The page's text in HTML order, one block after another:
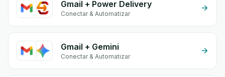
Gmail + Power Delivery
Conectar & Automatizar
Gmail + Gemini
Conectar & Automatizar